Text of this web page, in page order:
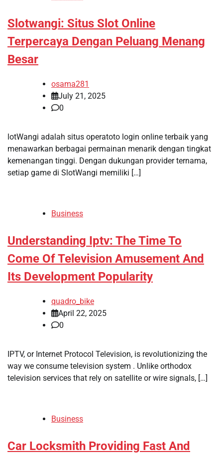
Slotwangi: Situs Slot Online
Terpercaya Dengan Peluang Menang
Besar
osama281
July 21, 2025
0
lotWangi adalah situs operatoto login online terbaik yang
menawarkan berbagai permainan menarik dengan tingkat
kemenangan tinggi. Dengan dukungan provider ternama,
setiap game di SlotWangi memiliki […]
Business
Understanding Iptv: The Time To
Come Of Television Amusement And
Its Development Popularity
quadro_bike
April 22, 2025
0
IPTV, or Internet Protocol Television, is revolutionizing the
way we consume television system . Unlike orthodox
television services that rely on satellite or wire signals, […]
Business
Car Locksmith Providing Fast And